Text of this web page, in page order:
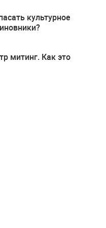
культурное
митинг. Как это